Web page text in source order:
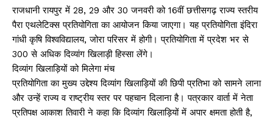
राजधानी रायपुर में 28, 29 और 30 जनवरी को 16वीं छत्तीसगढ़ राज्य स्तरीय
पैरा एथलेटिक्स प्रतियोगिता का आयोजन किया जाएगा। यह प्रतियोगिता इंदिरा
गांधी कृषि विश्वविद्यालय, जोरा परिसर में होगी। प्रतियोगिता में प्रदेश भर से
300 से अधिक दिव्यांग खिलाड़ी हिस्सा लेंगे।
दिव्यांग खिलाड़ियों को मिलेगा मंच
प्रतियोगिता का मुख्य उद्देश्य दिव्यांग खिलाड़ियों की छिपी प्रतिभा को सामने लाना
और उन्हें राज्य व राष्ट्रीय स्तर पर पहचान दिलाना है। पत्रकार वार्ता में नेता
प्रतिपक्ष आकाश तिवारी ने कहा कि दिव्यांग खिलाड़ियों में अपार क्षमता होती है,